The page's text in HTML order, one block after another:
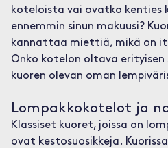
koteloista vai ovatko kenties
ennemmin sinun makuusi?
kannattaa miettiä, mikä on
Onko kotelon oltava erityisen
kuoren olevan oman
Lompakkokotelot ja
Klassiset kuoret, joissa on
ovat kestosuosikkeja.